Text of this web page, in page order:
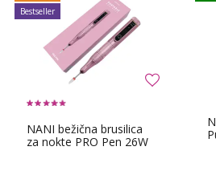
NANI bežična brusilica
za nokte PRO Pen 26W
Bestseller